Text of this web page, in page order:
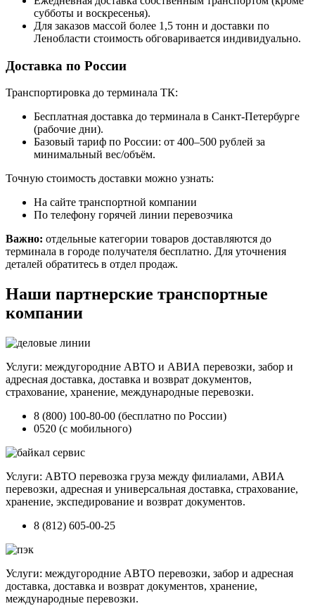
субботы и воскресенья).
Для заказов массой более 1,5 тонн и доставки по
Ленобласти стоимость обговаривается индивидуально.
Доставка по России
Транспортировка до терминала ТК:
Бесплатная доставка до терминала в Санкт-Петербурге
(рабочие дни).
Базовый тариф по России: от 400–500 рублей за
минимальный вес/объём.
Точную стоимость доставки можно узнать:
На сайте транспортной компании
По телефону горячей линии перевозчика
Важно: отдельные категории товаров доставляются до
терминала в городе получателя бесплатно. Для уточнения
деталей обратитесь в отдел продаж.
Наши партнерские транспортные
компании
Услуги: междугородние АВТО и АВИА перевозки, забор и
адресная доставка, доставка и возврат документов,
страхование, хранение, международные перевозки.
8 (800) 100-80-00 (бесплатно по России)
0520 (с мобильного)
Услуги: АВТО перевозка груза между филиалами, АВИА
перевозки, адресная и универсальная доставка, страхование,
хранение, экспедирование и возврат документов.
8 (812) 605-00-25
Услуги: междугородние АВТО перевозки, забор и адресная
доставка, доставка и возврат документов, хранение,
международные перевозки.